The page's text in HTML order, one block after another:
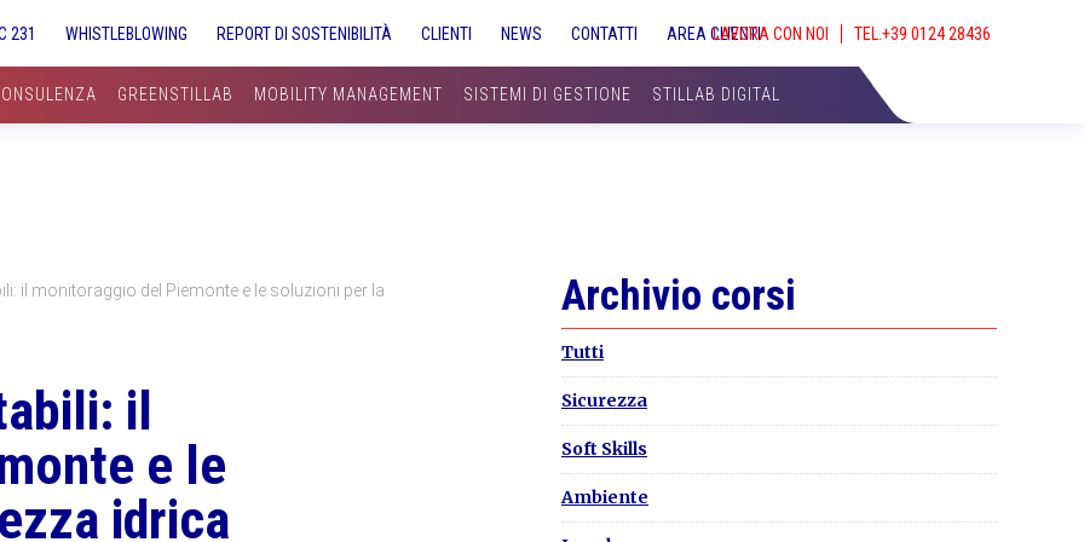
231 WHISTLEBLOWING REPORT DI SOSTENIBILITÀ CLIENTI NEWS CONTATTI AREA CLIENTILAVORA CON NOI
GREENSTILLAB MOBILITY MANAGEMENT SISTEMI DI GESTIONE STILLAB DIGITAL
il monitoraggio del Piemonte e le soluzioni per la
il
e le
idrica
Primary
Sidebar
Archivio corsi
Tutti
Sicurezza
Soft Skills
Ambiente